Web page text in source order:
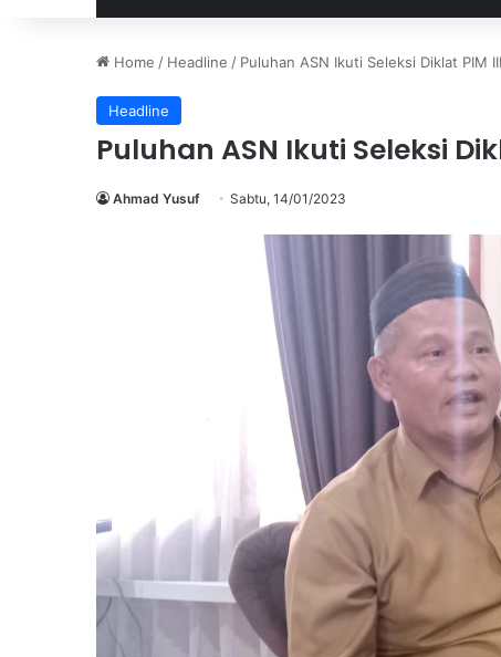
Home / Headline / Puluhan ASN Ikuti Seleksi Diklat PIM III
Headline
Puluhan ASN Ikuti Seleksi
Ahmad Yusuf Sabtu, 14/01/2023